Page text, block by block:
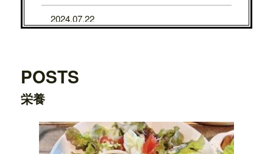
2024.07.22
7/31から8/5まで、京都タカシマヤに、TE
2024.07.22
でOPENします。
2024.03.20
POSTS
栄養